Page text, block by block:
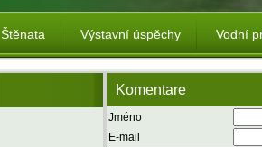
Štěnata Výstavní úspěchy Vodní
Komentare
Jméno
E-mail